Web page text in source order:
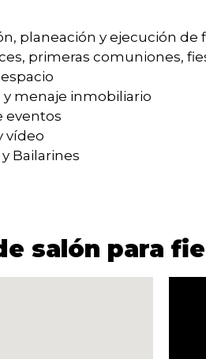
planeación y ejecución de
primeras comuniones,
y menaje inmobiliario
eventos
vídeo
Bailarines
salón para